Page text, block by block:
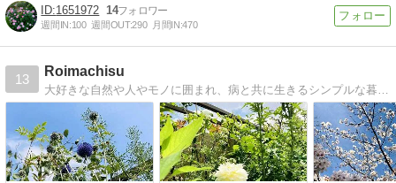
1651972 14
週間IN:100 週間OUT:290 月間IN:470
13
Roimachisu